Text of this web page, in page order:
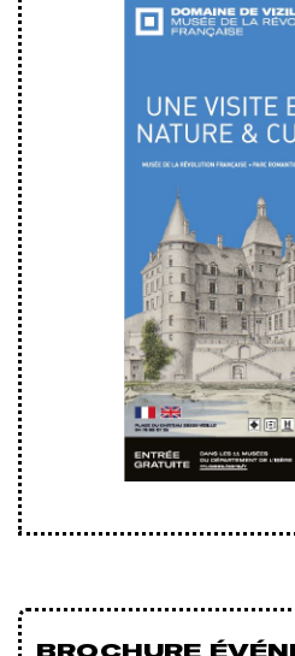
BROCHURE